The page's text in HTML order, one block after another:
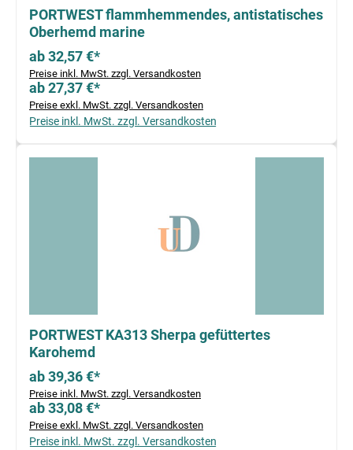
PORTWEST flammhemmendes, antistatisches
Oberhemd marine
ab 32,57 €*
Preise inkl. MwSt. zzgl. Versandkosten
ab 27,37 €*
Preise exkl. MwSt. zzgl. Versandkosten
Preise inkl. MwSt. zzgl. Versandkosten
PORTWEST KA313 Sherpa gefüttertes
Karohemd
ab 39,36 €*
Preise inkl. MwSt. zzgl. Versandkosten
ab 33,08 €*
Preise exkl. MwSt. zzgl. Versandkosten
Preise inkl. MwSt. zzgl. Versandkosten